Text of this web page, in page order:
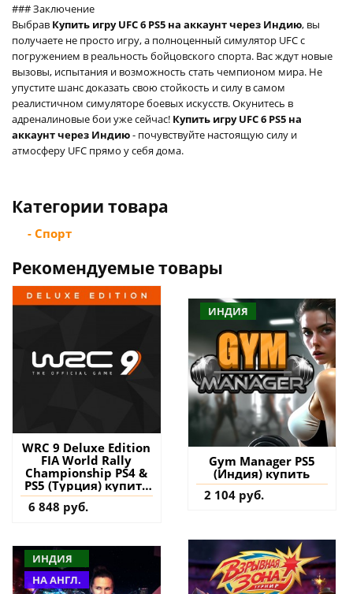
### Заключение
Выбрав Купить игру UFC 6 PS5 на аккаунт через Индию, вы
получаете не просто игру, а полноценный симулятор UFC с
погружением в реальность бойцовского спорта. Вас ждут новые
вызовы, испытания и возможность стать чемпионом мира. Не
упустите шанс доказать свою стойкость и силу в самом
реалистичном симуляторе боевых искусств. Окунитесь в
адреналиновые бои уже сейчас! Купить игру UFC 6 PS5 на
аккаунт через Индию- почувствуйте настоящую силу и
атмосферу UFC прямо у себя дома.
Категории товара
- Спорт
Рекомендуемые товары
WRC 9 Deluxe Edition
FIA World Rally
Championship PS4 &
PS5 (Турция) купить
игру на аккаунт
6 848 руб.
ИНДИЯ
Gym Manager PS5
(Индия) купить
2 104 руб.
ИНДИЯ
НА АНГЛ.